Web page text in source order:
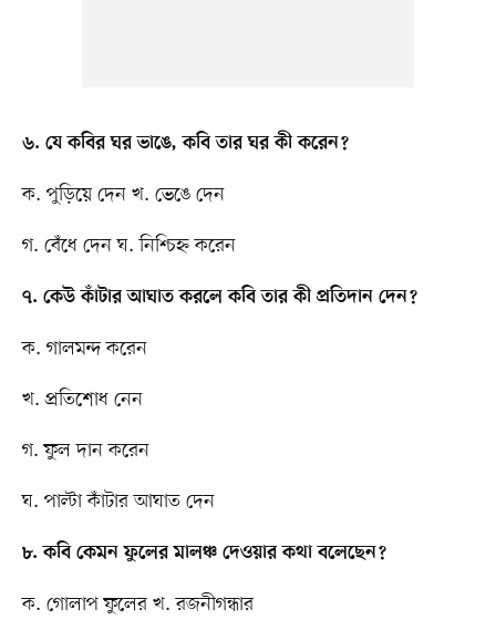
৬. যে কবির ঘর ভাঙে, কবি তার ঘর কী করেন?
ক. পুড়িয়ে দেন খ. ভেঙে দেন
গ. বেঁধে দেন ঘ. নিশ্চিহ্ন করেন
৭. কেউ কাঁটার আঘাত করলে কবি তার কী প্রতিদান দেন?
ক. গালমন্দ করেন
খ. প্রতিশোধ নেন
গ. ফুল দান করেন
ঘ. পাল্টা কাঁটার আঘাত দেন
৮. কবি কেমন ফুলের মালঞ্চ দেওয়ার কথা বলেছেন?
ক. গোলাপ ফুলের খ. রজনীগন্ধার